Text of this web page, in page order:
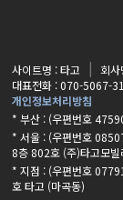
사이트명 : 타고 회
대표전화 : 070-5067-
개인정보처리방침
* 부산 : (우편번호
* 서울 : (우편번호
8층 802호 (주)타고모빌
* 지점 : (우편번호
호 타고 (마곡동)